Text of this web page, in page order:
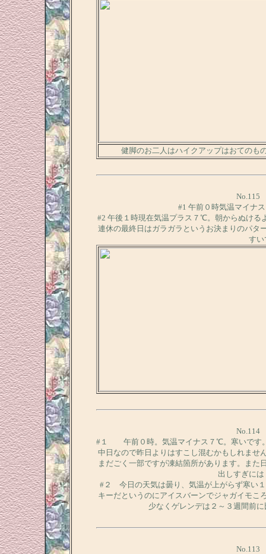
健脚のお二人はハイクアップはおてのも
No.115
#1 午前０時気温マイナ
#2 午後１時現在気温プラス７℃。朝からぬける
連休の最終日はガラガラというお決まりのパタ
すい
No.114
#１ 午前０時。気温マイナス７℃。寒いです。
中日なので昨日よりはすこし混むかもしれませ
まだごく一部ですが凍結箇所があります。また
出しすぎに
#２ 今日の天気は曇り、気温が上がらず寒い
キーだというのにアイスバーンでジャガイモこ
少なくゲレンデは２～３週間前
No.113